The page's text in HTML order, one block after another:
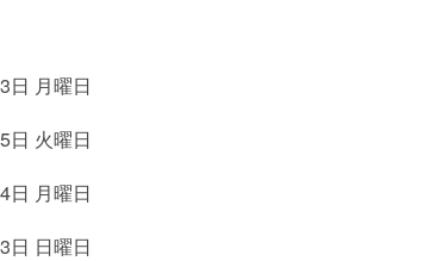
日 月曜日
日 火曜日
日 月曜日
日 日曜日